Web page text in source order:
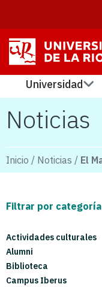
Universidad
Noticias
Inicio / Noticias / El
Filtrar por categoría
Actividades culturales
Alumni
Biblioteca
Campus Iberus